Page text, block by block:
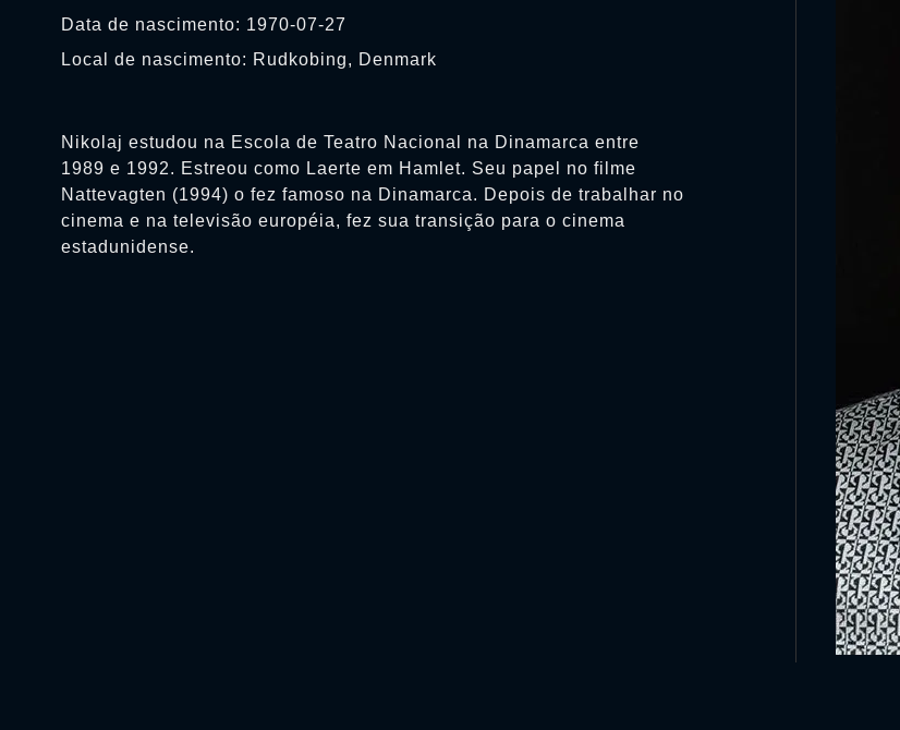
Data de nascimento: 1970-07-27
Local de nascimento: Rudkobing, Denmark
Nikolaj estudou na Escola de Teatro Nacional na Dinamarca entre
1989 e 1992. Estreou como Laerte em Hamlet. Seu papel no filme
Nattevagten (1994) o fez famoso na Dinamarca. Depois de trabalhar no
cinema e na televisão européia, fez sua transição para o cinema
estadunidense.